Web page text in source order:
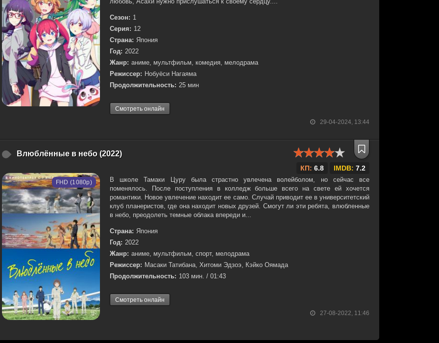
29-04-2024, 13:44
Сезон: 1
Серия: 12
Страна: Япония
Год: 2022
Жанр: аниме, мультфильм, комедия, мелодрама
Режиссер: Нобуёси Нагаяма
Продолжительность: 25 мин
Смотреть онлайн
Влюблённые в небо (2022)
КП: 6.8 IMDB: 7.2
27-08-2022, 11:46
FHD (1080p)
В школе Тамаки Цуру была страстно увлечена волейболом, но сейчас все
поменялось. После поступления в колледж больше всего на свете ей хочется
романтики. Новое увлечение находит ее само. Случай приводит ее в университетский
клуб планеристов, где она находит новых друзей. Смогут ли эти ребята, влюбленные
в небо, преодолеть темные облака впереди и...
Страна: Япония
Год: 2022
Жанр: аниме, мультфильм, спорт, мелодрама
Режиссер: Масаки Татибана, Хитоми Эдзоэ, Кэйко Оямада
Продолжительность: 103 мин. / 01:43
Смотреть онлайн